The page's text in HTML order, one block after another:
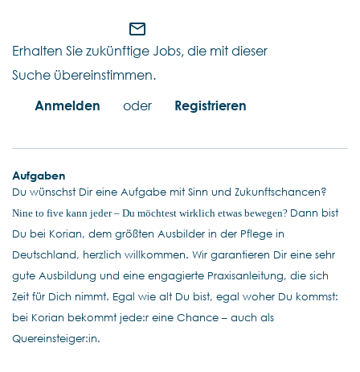
mail_outline
Erhalten Sie zukünftige Jobs, die mit dieser
Suche übereinstimmen.
Anmelden
oder Registrieren
Aufgaben
Du wünschst Dir eine Aufgabe mit Sinn und Zukunftschancen?
Nine to five kann jeder – Du möchtest wirklich etwas bewegen? Dann bist
Du bei Korian, dem größten Ausbilder in der Pflege in
Deutschland, herzlich willkommen. Wir garantieren Dir eine sehr
gute Ausbildung und eine engagierte Praxisanleitung, die sich
Zeit für Dich nimmt. Egal wie alt Du bist, egal woher Du kommst:
bei Korian bekommt jede:r eine Chance – auch als
Quereinsteiger:in.